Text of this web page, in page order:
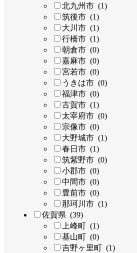
北九州市 (1)
筑後市 (1)
大川市 (1)
行橋市 (1)
朝倉市 (0)
嘉麻市 (0)
宮若市 (0)
うきは市 (0)
福津市 (0)
古賀市 (1)
太宰府市 (0)
宗像市 (0)
大野城市 (1)
春日市 (1)
筑紫野市 (0)
小郡市 (0)
中間市 (0)
豊前市 (0)
那珂川市 (1)
佐賀県 (39)
上峰町 (1)
基山町 (0)
吉野ヶ里町 (1)